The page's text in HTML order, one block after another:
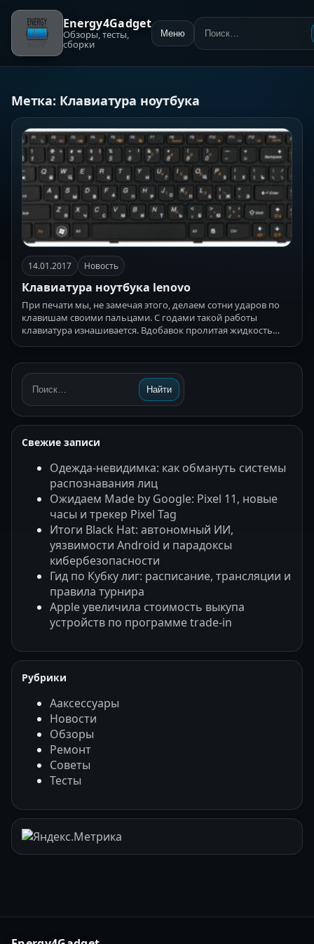
Energy4Gadget
Обзоры, тесты,
сборки
Меню Поиск:
Метка: Клавиатура ноутбука
14.01.2017 Новость
Клавиатура ноутбука lenovo
При печати мы, не замечая этого, делаем сотни ударов по
клавишам своими пальцами. С годами такой работы
клавиатура изнашивается. Вдобавок пролитая жидкость…
Поиск: Найти
Свежие записи
Одежда-невидимка: как обмануть системы
распознавания лиц
Ожидаем Made by Google: Pixel 11, новые
часы и трекер Pixel Tag
Итоги Black Hat: автономный ИИ,
уязвимости Android и парадоксы
кибербезопасности
Гид по Кубку лиг: расписание, трансляции и
правила турнира
Apple увеличила стоимость выкупа
устройств по программе trade-in
Рубрики
Ааксессуары
Новости
Обзоры
Ремонт
Советы
Тесты